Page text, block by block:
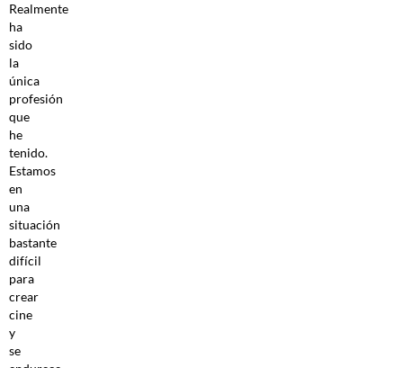
Realmente
ha
sido
la
única
profesión
que
he
tenido.
Estamos
en
una
situación
bastante
difícil
para
crear
cine
y
se